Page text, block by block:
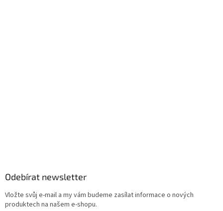
Odebírat newsletter
Vložte svůj e-mail a my vám budeme zasílat informace o nových
produktech na našem e-shopu.